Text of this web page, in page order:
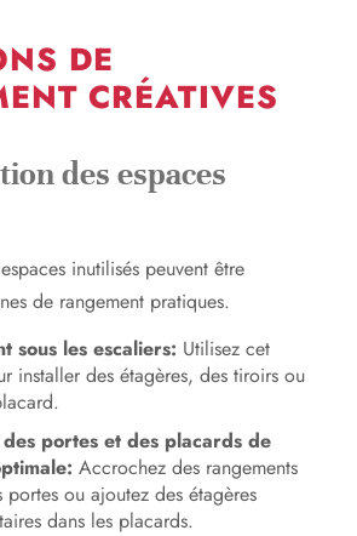
DE
CRÉATIVES
des espaces
inutilisés peuvent être
de rangement pratiques.
sous les escaliers: Utilisez cet
installer des étagères, des tiroirs ou
portes et des placards de
Accrochez des rangements
portes ou ajoutez des étagères
dans les placards.